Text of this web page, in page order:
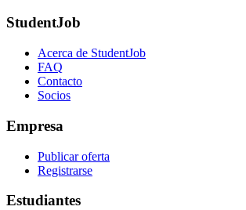
StudentJob
Acerca de StudentJob
FAQ
Contacto
Socios
Empresa
Publicar oferta
Registrarse
Estudiantes